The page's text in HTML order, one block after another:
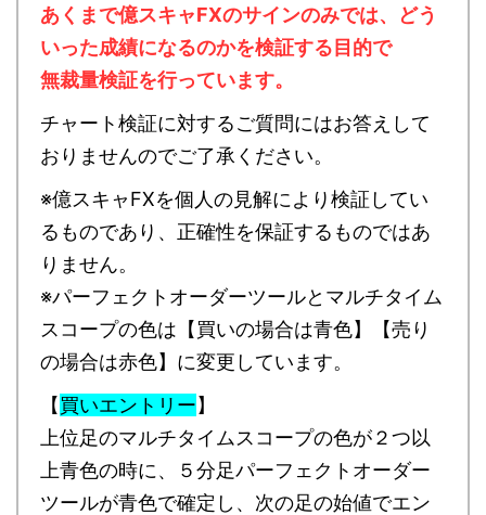
あくまで億スキャFXのサインのみでは、どう
いった成績になるのかを検証する目的で
無裁量検証を行っています。
チャート検証に対するご質問にはお答えして
おりませんのでご了承ください。
※億スキャFXを個人の見解により検証してい
るものであり、正確性を保証するものではあ
りません。
※パーフェクトオーダーツールとマルチタイム
スコープの色は【買いの場合は青色】【売り
の場合は赤色】に変更しています。
【買いエントリー】
上位足のマルチタイムスコープの色が２つ以
上青色の時に、５分足パーフェクトオーダー
ツールが青色で確定し、次の足の始値でエン